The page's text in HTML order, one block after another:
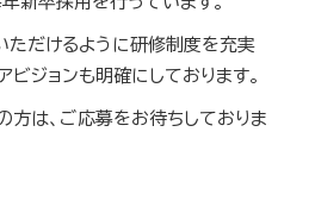
ただけるように研修制度を充実
ビジョンも明確にしております。
は、ご応募をお待ちしておりま